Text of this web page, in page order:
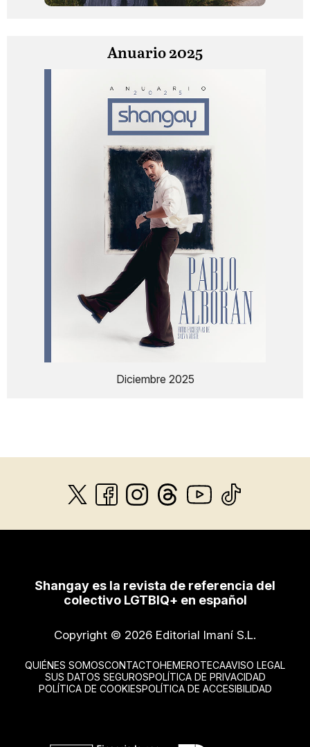
Anuario 2025
Diciembre 2025
Shangay es la revista de referencia del
colectivo LGTBIQ+ en español
Copyright © 2026 Editorial Imaní S.L.
QUIÉNES SOMOSCONTACTOHEMEROTECAAVISO LEGAL
SUS DATOS SEGUROSPOLÍTICA DE PRIVACIDAD
POLÍTICA DE COOKIESPOLÍTICA DE ACCESIBILIDAD